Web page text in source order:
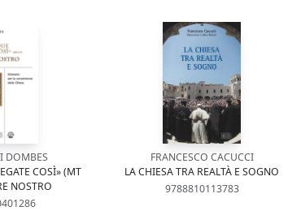
DOMBES
COSÌ» (MT
NOSTRO
FRANCESCO CACUCCI
LA CHIESA TRA REALTÀ E SOGNO
9788810113783